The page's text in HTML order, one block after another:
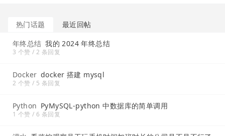
热门话题
最近回帖
年终总结 我的 2024 年终总结
3 个赞 / 2 条回复
Docker docker 搭建 mysql
2 个赞 / 5 条回复
Python PyMySQL-python 中数据库的简单调用
1 个赞 / 6 条回复